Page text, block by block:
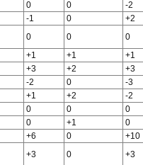
0 0
-2
-1 0
+2
0 0
0
+1 +1
+1
+3 +2
+3
-2 0
-3
+1 +2
-2
0 0
0
0 +1
0
+6 0
+10
+3 0
+3